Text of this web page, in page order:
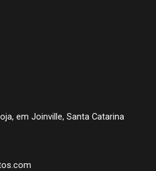
em Joinville, Santa Catarina